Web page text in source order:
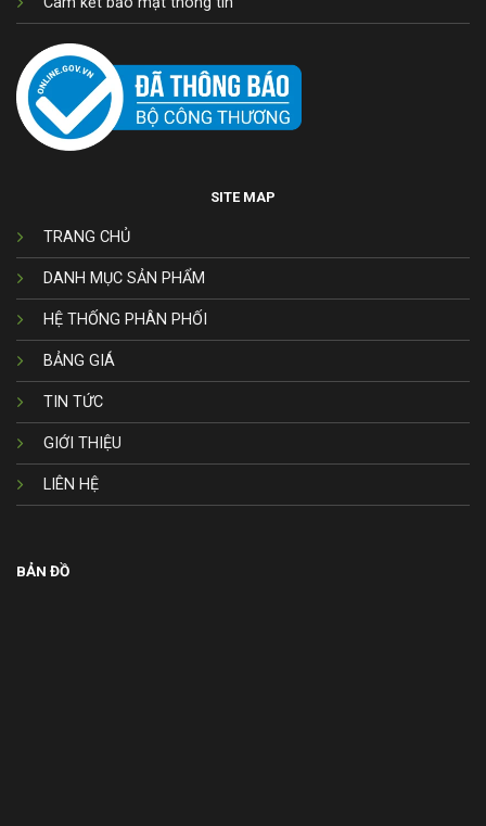
SITE MAP
TRANG CHỦ
DANH MỤC SẢN PHẨM
HỆ THỐNG PHÂN PHỐI
BẢNG GIÁ
TIN TỨC
GIỚI THIỆU
LIÊN HỆ
BẢN ĐỒ